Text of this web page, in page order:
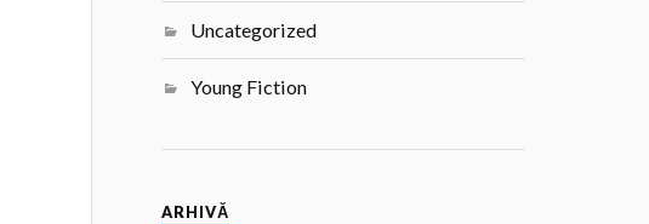
Uncategorized
Young Fiction
ARHIVĂ